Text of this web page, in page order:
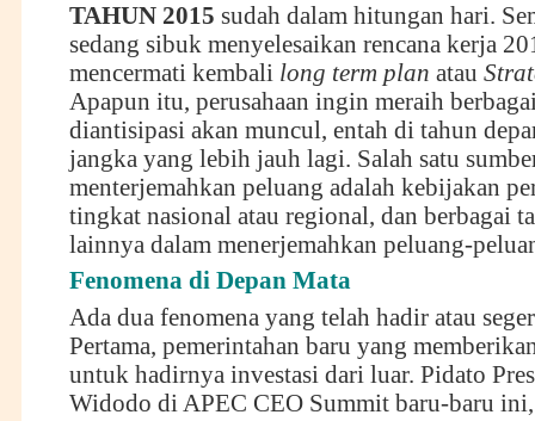
TAHUN 2015 sudah dalam hitungan hari.
sedang sibuk menyelesaikan rencana kerja
mencermati kembali long term plan atau
Apapun itu, perusahaan ingin meraih
diantisipasi akan muncul, entah di tahun
jangka yang lebih jauh lagi. Salah satu
menterjemahkan peluang adalah kebijakan
tingkat nasional atau regional, dan berbagai
lainnya dalam menerjemahkan peluang-
Fenomena di Depan Mata
Ada dua fenomena yang telah hadir atau
Pertama, pemerintahan baru yang
untuk hadirnya investasi dari luar. Pidato
Widodo di APEC CEO Summit baru-baru ini,